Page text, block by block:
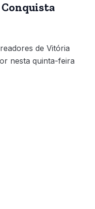
de Vitória
nesta quinta-feira